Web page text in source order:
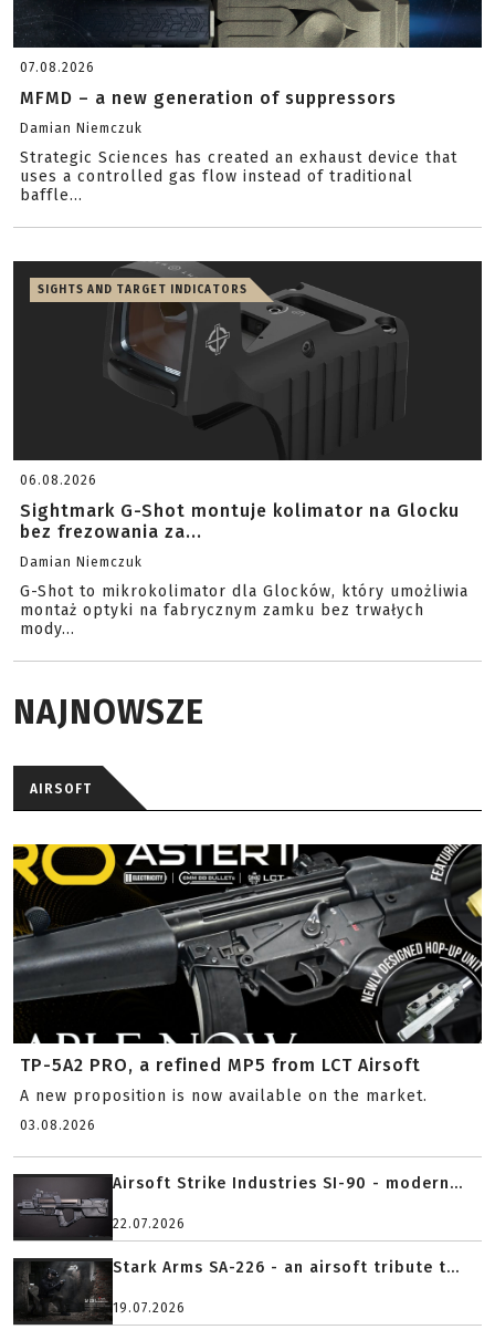
07.08.2026
MFMD – a new generation of suppressors
Damian Niemczuk
Strategic Sciences has created an exhaust device that
uses a controlled gas flow instead of traditional
baffle...
SIGHTS AND TARGET INDICATORS
06.08.2026
Sightmark G-Shot montuje kolimator na Glocku
bez frezowania za...
Damian Niemczuk
G-Shot to mikrokolimator dla Glocków, który umożliwia
montaż optyki na fabrycznym zamku bez trwałych
mody...
NAJNOWSZE
AIRSOFT
TP-5A2 PRO, a refined MP5 from LCT Airsoft
A new proposition is now available on the market.
03.08.2026
Airsoft Strike Industries SI-90 - modern...
22.07.2026
Stark Arms SA-226 - an airsoft tribute t...
19.07.2026